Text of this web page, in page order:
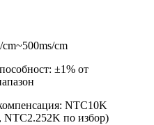
cm~500ms/cm
±1% от
NTC10K
NTC2.252K по избор)